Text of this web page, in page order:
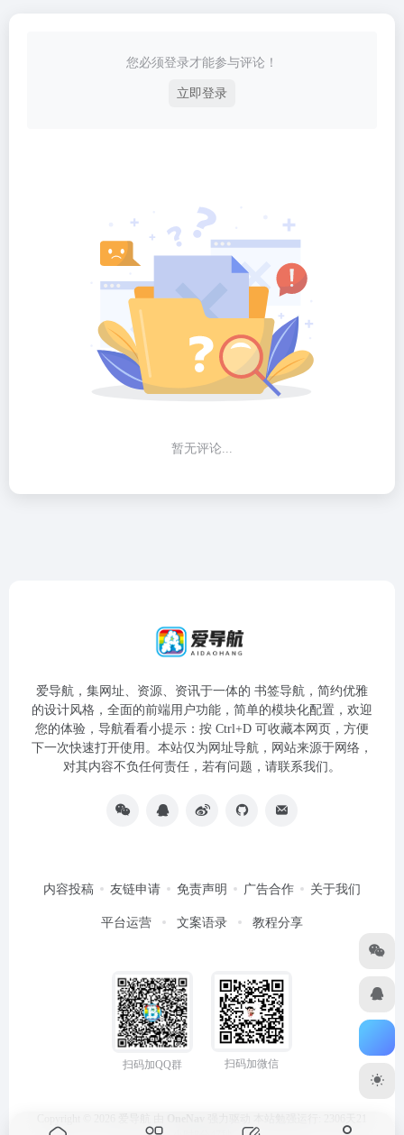
您必须登录才能参与评论！
立即登录
暂无评论...
爱导航，集网址、资源、资讯于一体的 书签导航，简约优雅
的设计风格，全面的前端用户功能，简单的模块化配置，欢迎
您的体验，导航看看小提示：按 Ctrl+D 可收藏本网页，方便
下一次快速打开使用。本站仅为网址导航，网站来源于网络，
对其内容不负任何责任，若有问题，请联系我们。
内容投稿 友链申请 免责声明 广告合作 关于我们
平台运营 文案语录 教程分享
扫码加QQ群 扫码加微信